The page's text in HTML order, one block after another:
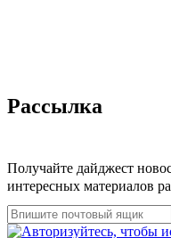
Рассылка
Получайте дайджест
интересных материалов